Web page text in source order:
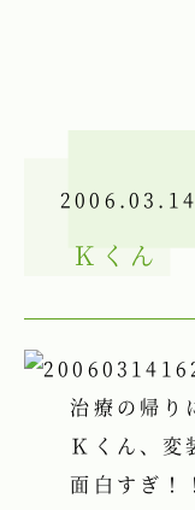
2006.03.14
Ｋくん
治療の帰りに
Ｋくん、変
面白すぎ！！